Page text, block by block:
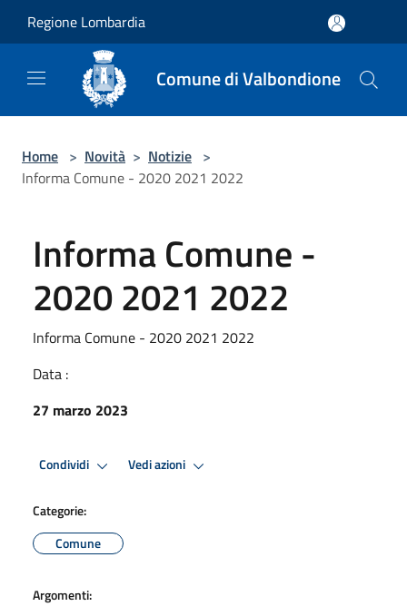
Regione Lombardia
Comune di Valbondione
Home > Novità > Notizie >
Informa Comune - 2020 2021 2022
Informa Comune -
2020 2021 2022
Informa Comune - 2020 2021 2022
Data :
27 marzo 2023
Condividi Vedi azioni
Categorie:
Comune
Argomenti: